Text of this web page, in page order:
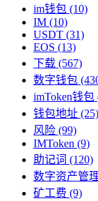
im钱包 (10)
IM (10)
USDT (31)
EOS (13)
下载 (567)
数字钱包
imToken钱包
钱包地址 (25)
风险 (99)
IMToken (9)
助记词 (120)
数字资产管
矿工费 (9)